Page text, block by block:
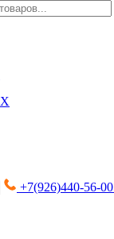
+7(926)440-56-00